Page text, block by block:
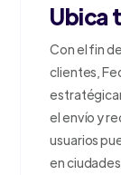
Ubica
Con el fin
clientes,
el envío y
usuarios
en